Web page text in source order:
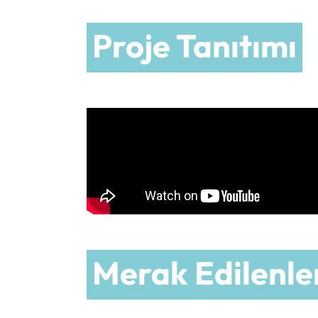
Proje Tanıtımı
Merak